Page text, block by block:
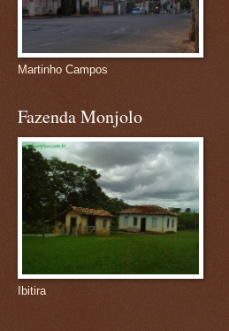
Martinho Campos
Fazenda Monjolo
Ibitira